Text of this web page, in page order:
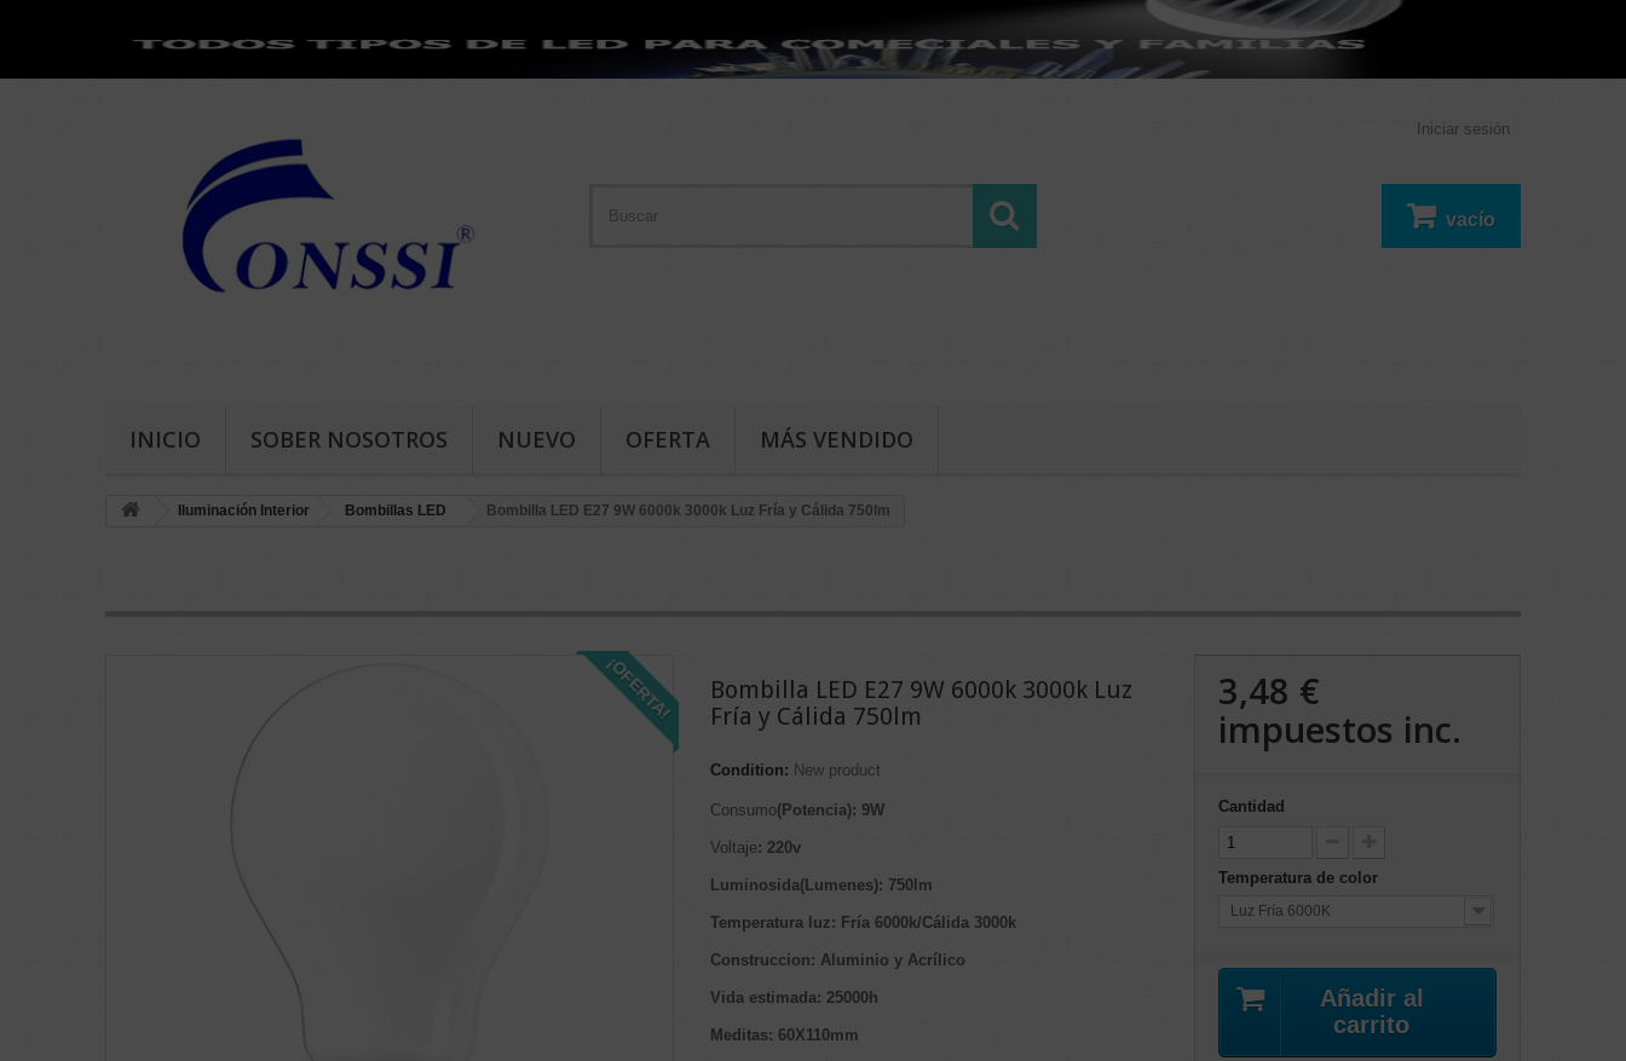
Iniciar sesión
vacío
INICIO SOBER NOSOTROS NUEVO OFERTA MÁS VENDIDO
Iluminación Interior Bombillas LED Bombilla LED E27 9W 6000k 3000k Luz Fría y Cálida 750lm
¡OFERTA!
Bombilla LED E27 9W 6000k 3000k Luz
Fría y Cálida 750lm
Condition: New product
Consumo(Potencia): 9W
Voltaje: 220v
Luminosida(Lumenes): 750lm
Temperatura luz: Fría 6000k/Cálida 3000k
Construccion: Aluminio y Acrílico
Vida estimada: 25000h
Meditas: 60X110mm
3,48 €
impuestos inc.
Cantidad
Temperatura de color
Luz Fría 6000K
Añadir al
carrito